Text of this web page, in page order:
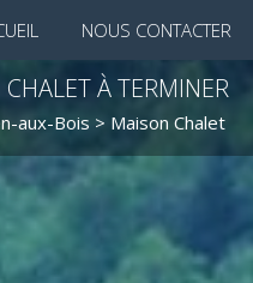
NOUS CONTACTER
CHALET À TERMINER
aux-Bois > Maison Chalet